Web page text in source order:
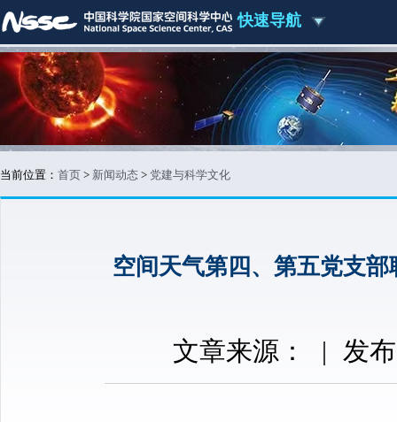
快速导航
当前位置： 首页 > 新闻动态 > 党建与科学文化
空间天气第四、第五党支
文章来源： | 发